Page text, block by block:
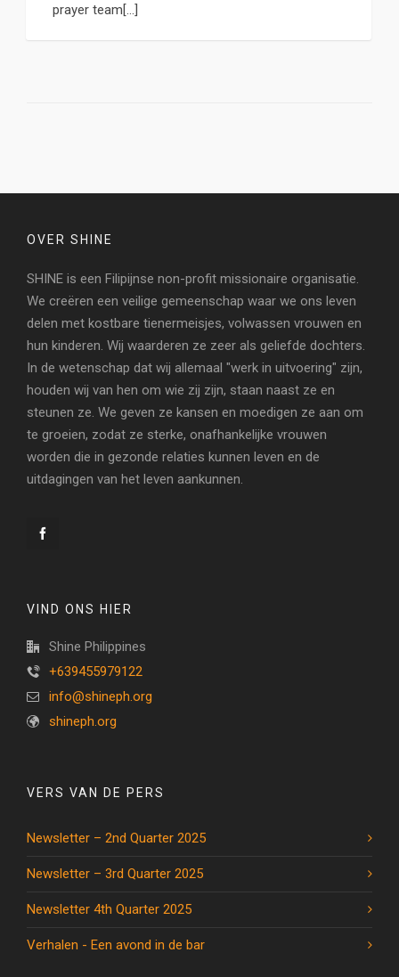
prayer team[...]
OVER SHINE
SHINE is een Filipijnse non-profit missionaire organisatie.
We creëren een veilige gemeenschap waar we ons leven
delen met kostbare tienermeisjes, volwassen vrouwen en
hun kinderen. Wij waarderen ze zeer als geliefde dochters.
In de wetenschap dat wij allemaal "werk in uitvoering" zijn,
houden wij van hen om wie zij zijn, staan naast ze en
steunen ze. We geven ze kansen en moedigen ze aan om
te groeien, zodat ze sterke, onafhankelijke vrouwen
worden die in gezonde relaties kunnen leven en de
uitdagingen van het leven aankunnen.
VIND ONS HIER
Shine Philippines
+639455979122
info@shineph.org
shineph.org
VERS VAN DE PERS
Newsletter – 2nd Quarter 2025
Newsletter – 3rd Quarter 2025
Newsletter 4th Quarter 2025
Verhalen - Een avond in de bar